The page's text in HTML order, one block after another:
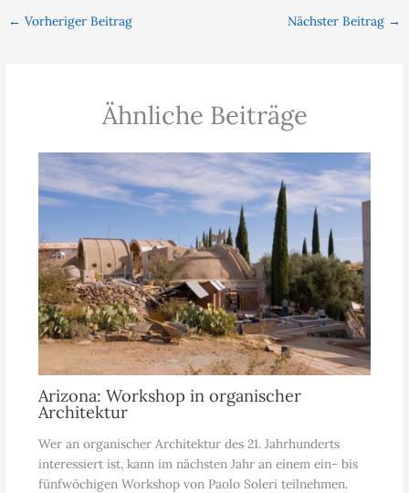
← Vorheriger Beitrag Nächster Beitrag →
Ähnliche Beiträge
Arizona: Workshop in organischer
Architektur
Wer an organischer Architektur des 21. Jahrhunderts
interessiert ist, kann im nächsten Jahr an einem ein- bis
fünfwöchigen Workshop von Paolo Soleri teilnehmen.